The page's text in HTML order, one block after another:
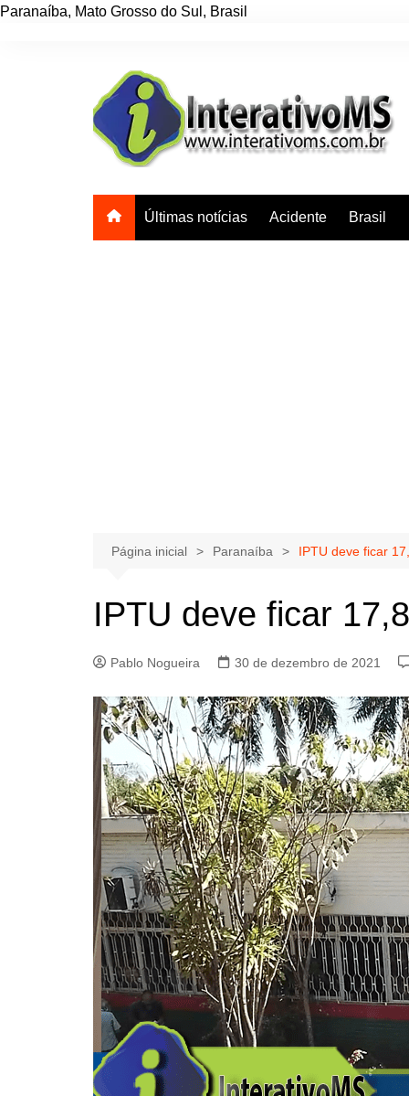
Paranaíba, Mato Grosso do Sul , Brasil
Últimas notícias Acidente Brasil
Página inicial Paranaíba IPTU deve ficar
IPTU deve ficar
Pablo Nogueira 30 de dezembro de 2021